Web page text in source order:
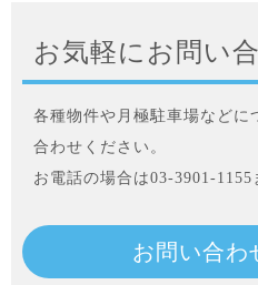
お気軽にお問い
各種物件や月極駐車場などに
合わせください。
お電話の場合は03-3901-1155
お問い合わ